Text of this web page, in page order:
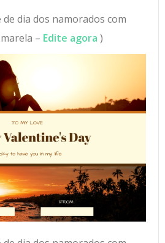
dia dos namorados com
– Edite agora )